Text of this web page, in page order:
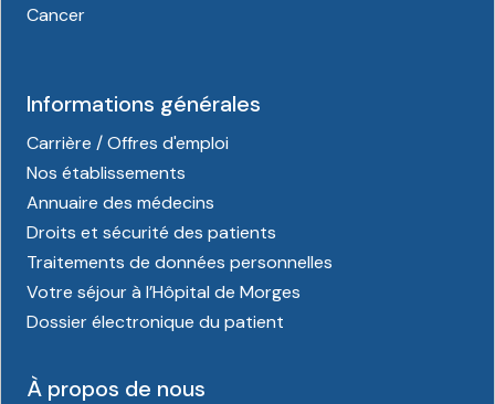
Cancer
Informations générales
Carrière / Offres d'emploi
Nos établissements
Annuaire des médecins
Droits et sécurité des patients
Traitements de données personnelles
Votre séjour à l’Hôpital de Morges
Dossier électronique du patient
À propos de nous